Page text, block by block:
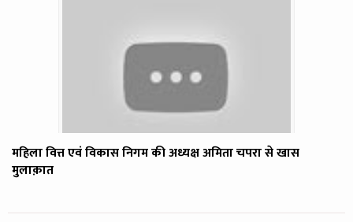
महिला वित्त एवं विकास निगम की अध्यक्ष अमिता चपरा से खास
मुलाक़ात